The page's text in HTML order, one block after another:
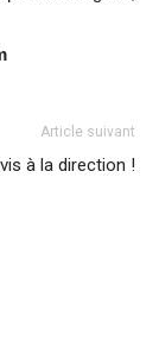
Article suivant
à la direction !